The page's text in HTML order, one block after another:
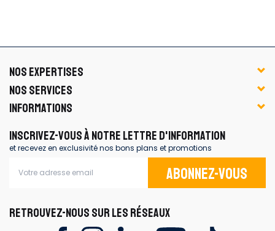
NOS EXPERTISES
NOS SERVICES
INFORMATIONS
INSCRIVEZ-VOUS À NOTRE LETTRE D'INFORMATION
et recevez en exclusivité nos bons plans et promotions
Abonnez-vous
RETROUVEZ-NOUS SUR LES RÉSEAUX